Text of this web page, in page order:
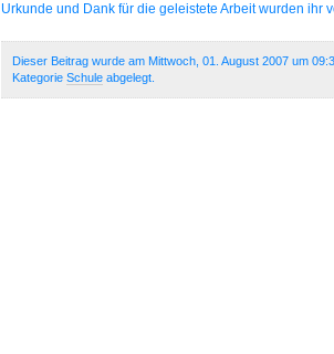
Urkunde und Dank für die geleistete Arbeit wurden ihr
Dieser Beitrag wurde am Mittwoch, 01. August 2007 um
Kategorie Schule abgelegt.